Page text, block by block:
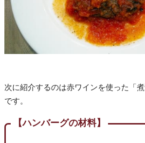
次に紹介するのは赤ワインを使った「煮
です。
【ハンバーグの材料】